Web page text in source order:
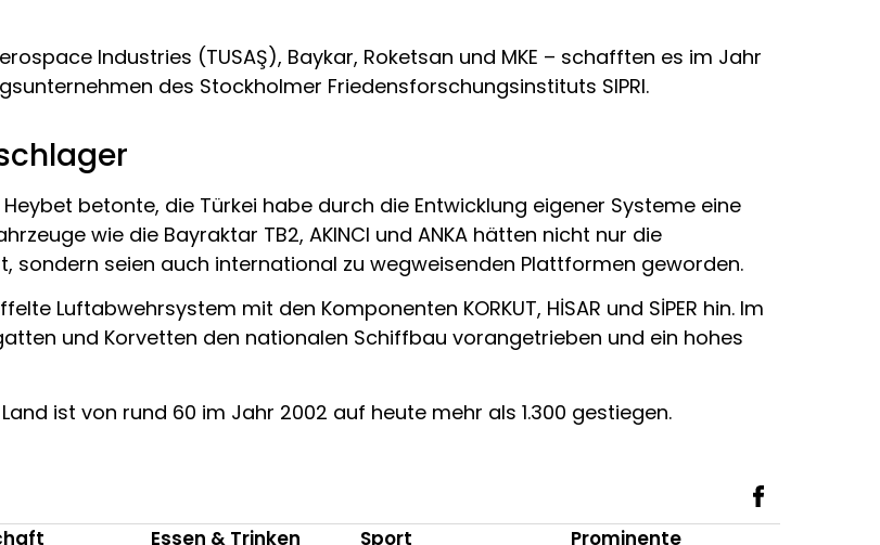
Industries (TUSAŞ), Baykar, Roketsan und MKE – schafften es im Jahr
des Stockholmer Friedensforschungsinstituts SIPRI.
betonte, die Türkei habe durch die Entwicklung eigener Systeme eine
wie die Bayraktar TB2, AKINCI und ANKA hätten nicht nur die
sondern seien auch international zu wegweisenden Plattformen geworden.
Luftabwehrsystem mit den Komponenten KORKUT, HİSAR und SİPER hin. Im
und Korvetten den nationalen Schiffbau vorangetrieben und ein hohes
ist von rund 60 im Jahr 2002 auf heute mehr als 1.300 gestiegen.
Essen & Trinken Sport Prominente